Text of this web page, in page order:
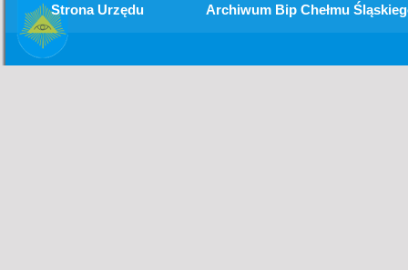
Strona Urzędu Archiwum Bip Chełmu